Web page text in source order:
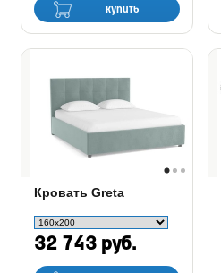
купить
Кровать Greta
32 743 руб.